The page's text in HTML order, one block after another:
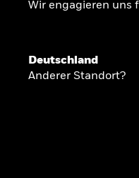
INSIDE THE MARKET
Wir engagieren uns
Deutschland
Anderer Standort?